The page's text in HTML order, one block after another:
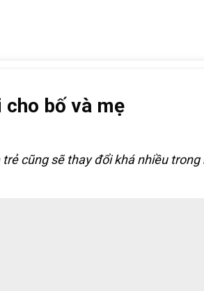
cho bố và mẹ
cũng sẽ thay đổi khá nhiều